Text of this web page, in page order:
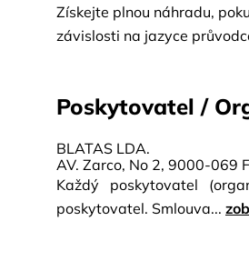
Získejte plnou náhradu,
závislosti na jazyce
Poskytovatel /
BLATAS LDA.
AV. Zarco, No 2, 9000-069
Každý poskytovatel
poskytovatel. Smlouva...